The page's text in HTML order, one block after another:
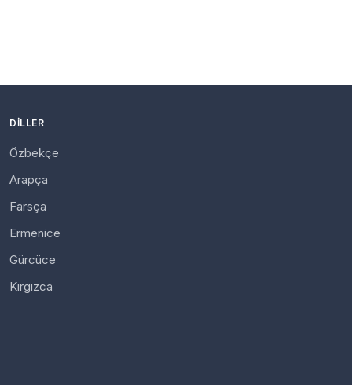
DILLER
Özbekçe
Arapça
Farsça
Ermenice
Gürcüce
Kırgızca